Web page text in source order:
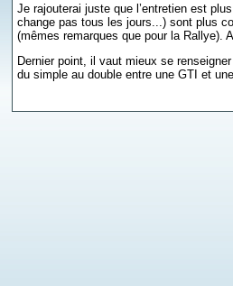
Je rajouterai juste que l’entretien est
change pas tous les jours...) sont plus
(mêmes remarques que pour la Rallye).
Dernier point, il vaut mieux se
du simple au double entre une GTI et une